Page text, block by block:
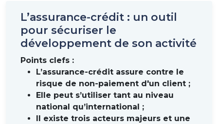
L’assurance-crédit : un outil
pour sécuriser le
développement de son activité
Points clefs :
L’assurance-crédit assure contre le
risque de non-paiement d'un client ;
Elle peut s’utiliser tant au niveau
national qu’international ;
Il existe trois acteurs majeurs et une